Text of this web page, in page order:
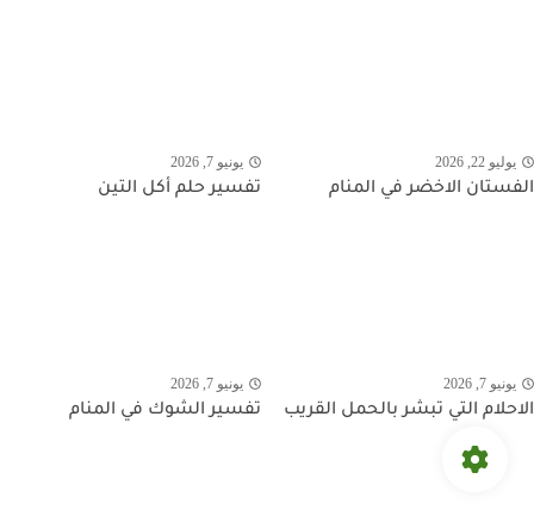
يوليو 22, 2026
الفستان الاخضر في المنام
يونيو 7, 2026
تفسير حلم أكل التين
يونيو 7, 2026
الاحلام التي تبشر بالحمل القريب
يونيو 7, 2026
تفسير الشوك في المنام